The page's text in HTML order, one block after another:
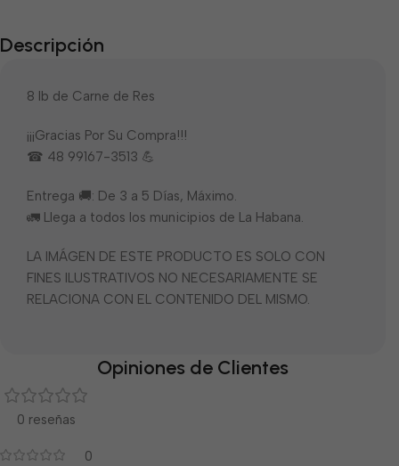
Descripción
8 lb de Carne de Res
¡¡¡Gracias Por Su Compra!!!
☎ 48 99167-3513 💪
Entrega 🚚: De 3 a 5 Días, Máximo.
🚛 Llega a todos los municipios de La Habana.
LA IMÁGEN DE ESTE PRODUCTO ES SOLO CON
FINES ILUSTRATIVOS NO NECESARIAMENTE SE
RELACIONA CON EL CONTENIDO DEL MISMO.
Opiniones de Clientes
0 reseñas
0